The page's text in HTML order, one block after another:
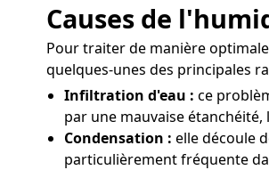
Causes de
Pour traiter de manière
quelques-unes des principales
Infiltration d'eau : ce
par une mauvaise
Condensation : elle découle
particulièrement fréquente